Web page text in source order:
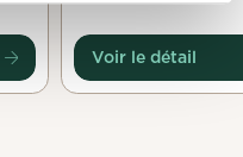
Voir le détail